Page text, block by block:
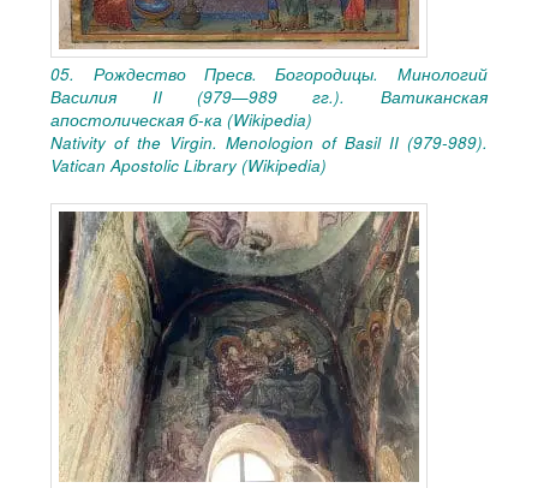
05. Рождество Пресв. Богородицы. Минологий
Василия II (979—989 гг.). Ватиканская
апостолическая б-ка (Wikipedia)
Nativity of the Virgin. Menologion of Basil II (979-989).
Vatican Apostolic Library (Wikipedia)